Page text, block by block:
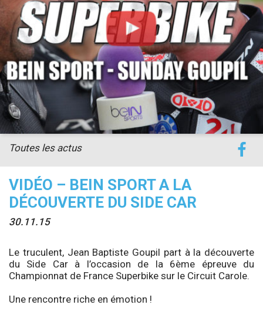
VIDÉO – BEIN SPORT A LA
DÉCOUVERTE DU SIDE CAR
30.11.15
Toutes les actus
Le truculent, Jean Baptiste Goupil part à la découverte
du Side Car à l’occasion de la 6ème épreuve du
Championnat de France Superbike sur le Circuit Carole.
Une rencontre riche en émotion !